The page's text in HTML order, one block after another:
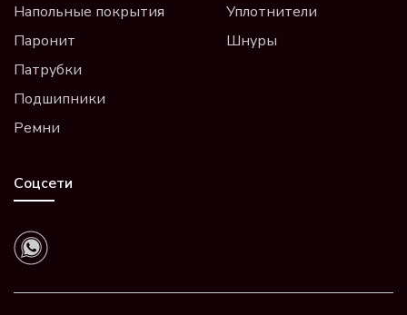
Напольные покрытия
Паронит
Патрубки
Подшипники
Ремни
Уплотнители
Шнуры
Соцсети